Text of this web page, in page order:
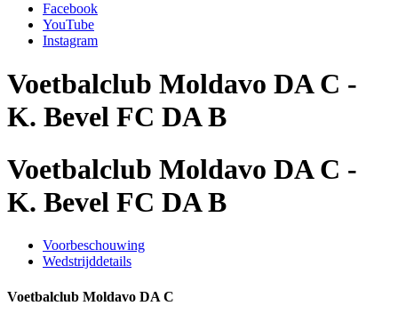
Facebook
YouTube
Instagram
Voetbalclub Moldavo DA C -
K. Bevel FC DA B
Voetbalclub Moldavo DA C -
K. Bevel FC DA B
Voorbeschouwing
Wedstrijddetails
Voetbalclub Moldavo DA C